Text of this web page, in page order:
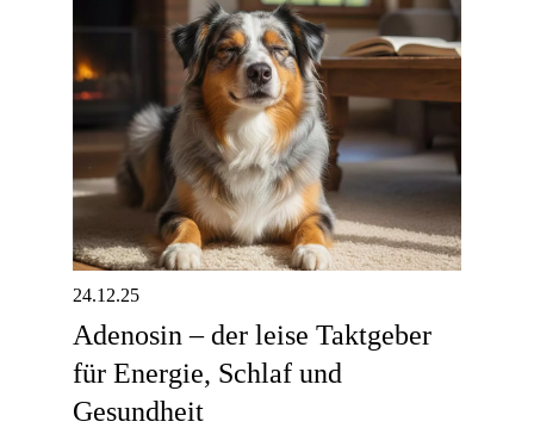
24.12.25
Adenosin – der leise Taktgeber
für Energie, Schlaf und
Gesundheit